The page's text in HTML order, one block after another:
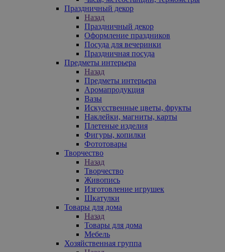
Праздничный декор
Назад
Праздничный декор
Оформление праздников
Посуда для вечеринки
Праздничная посуда
Предметы интерьера
Назад
Предметы интерьера
Аромапродукция
Вазы
Искусственные цветы, фрукты
Наклейки, магниты, карты
Плетеные изделия
Фигуры, копилки
Фототовары
Творчество
Назад
Творчество
Живопись
Изготовление игрушек
Шкатулки
Товары для дома
Назад
Товары для дома
Мебель
Хозяйственная группа